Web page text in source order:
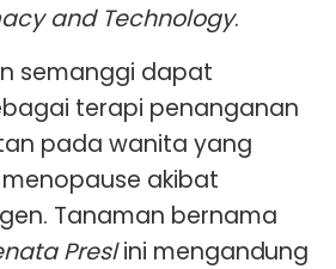
and Technology.
semanggi dapat
terapi penanganan
pada wanita yang
akibat
Tanaman bernama
Preslini mengandung